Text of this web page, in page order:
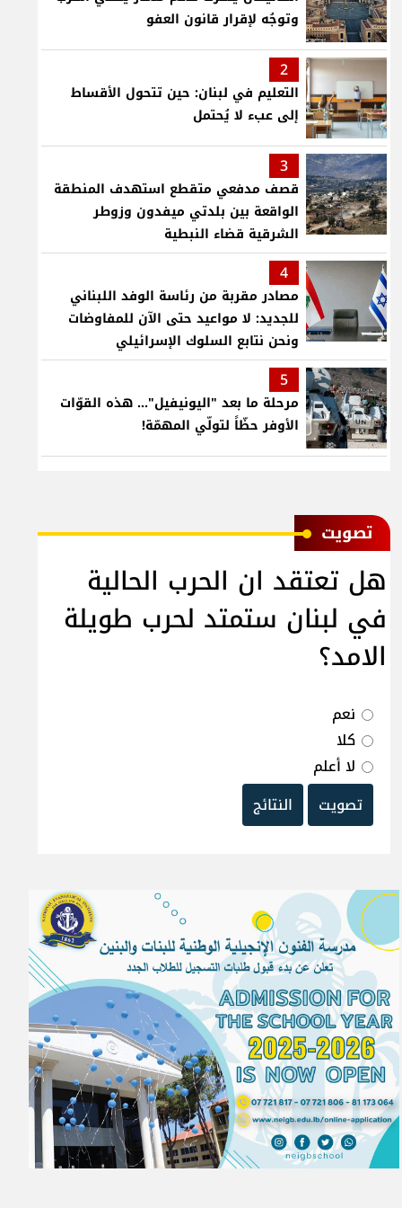
وتوجُه لإقرار قانون العفو
2
التعليم في لبنان: حين تتحول الأقساط
إلى عبء لا يُحتمل
3
قصف مدفعي متقطع استهدف المنطقة
الواقعة بين بلدتي ميفدون وزوطر
الشرقية قضاء النبطية
4
مصادر مقربة من رئاسة الوفد اللبناني
للجديد: لا مواعيد حتى الآن للمفاوضات
ونحن نتابع السلوك الإسرائيلي
5
مرحلة ما بعد "اليونيفيل"... هذه القوّات
الأوفر حظّاً لتولّي المهمّة!
ﺗﺼﻮﻳﺖ
هل تعتقد ان الحرب الحالية
في لبنان ستمتد لحرب طويلة
الامد؟
نعم
كلا
لا أعلم
تصويت
النتائج